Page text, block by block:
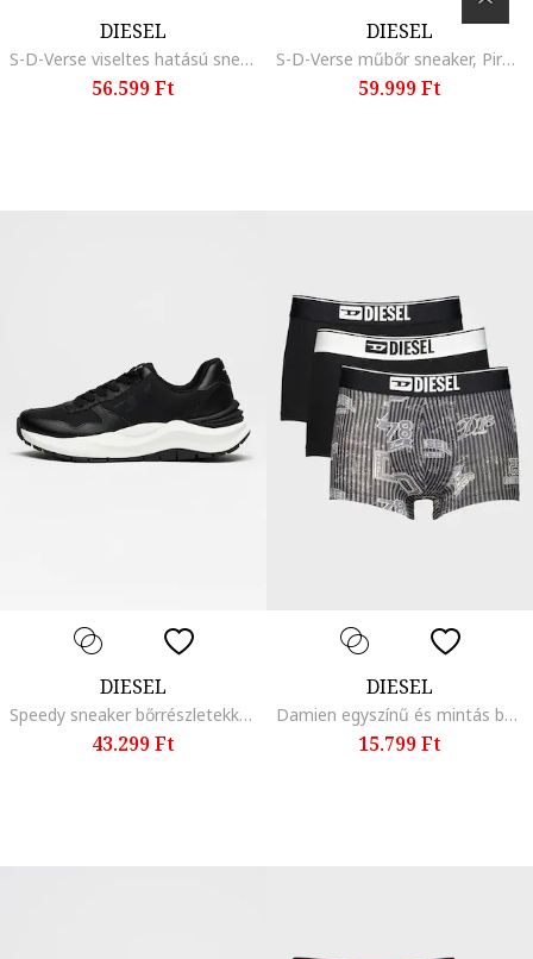
DIESEL
S-D-Verse viseltes hatású sneaker, Piros/Fekete
56.599 Ft
DIESEL
S-D-Verse műbőr sneaker, Piros/Fekete/Törtfehér
59.999 Ft
DIESEL
Speedy sneaker bőrrészletekkel, Piros/Fekete/Törtfehér
43.299 Ft
DIESEL
Damien egyszínű és mintás boxer szett - 3 db, Fekete/Világosszürke/Fehér
15.799 Ft